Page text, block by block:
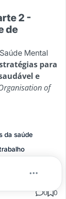
2 -
de
Mental
para
e
of
da saúde
0 0